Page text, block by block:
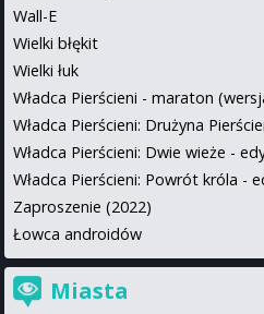
Wall-E
Wielki błękit
Wielki łuk
Władca Pierścieni - maraton
Władca Pierścieni: Drużyna
Władca Pierścieni: Dwie wieże -
Władca Pierścieni: Powrót króla -
Zaproszenie (2022)
Łowca androidów
Miasta